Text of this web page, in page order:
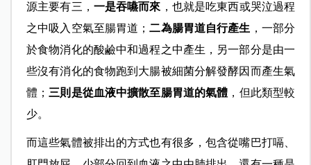
源主要有三， 一是吞嚥而來 ，也就是吃東西或哭泣過程
之中吸入空氣至腸胃道；二為腸胃道自行產生 ，一部分
於食物消化的酸鹼中和過程之中產生，另一部分是由一
些沒有消化的食物跑到大腸被細菌分解發酵因而產生氣
體； 三則是從血液中擴散至腸胃道的氣體 ，但此類型較
少。
而這些氣體被排出的方式也有很多，包含從嘴巴打嗝、